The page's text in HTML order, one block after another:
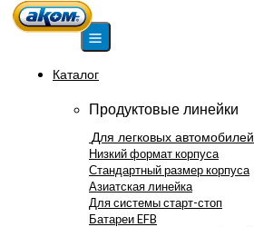
Москва
Каталог
Продуктовые линейки
Для легковых автомобилей
Низкий формат корпуса
Стандартный размер корпуса
Азиатская линейка
Для системы старт-стоп
Батареи EFB